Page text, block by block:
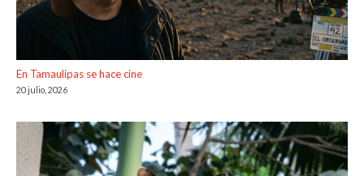
En Tamaulipas se hace cine
20 julio, 2026